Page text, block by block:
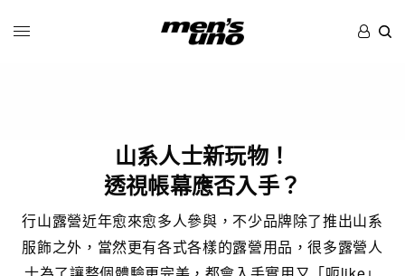
山系人士新玩物！
透視帳幕應否入手？
行山露營近年愈來愈多人參與，不少品牌除了推出山系
服飾之外，當然更有各式各樣的露營用品，很多露營人